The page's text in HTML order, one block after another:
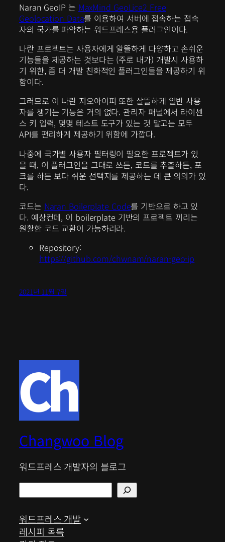
Naran GeoIP 는 MaxMind GeoLice2 Free
Geolocation Data를 이용하여 서버에 접속하는 접속
자의 국가를 파악하는 워드프레스용 플러그인이다.
나란 프로젝트는 사용자에게 알뜰하게 다양하고 손쉬운
기능들을 제공하는 것보다는 (주로 내가) 개발시 사용하
기 위한, 좀 더 개발 친화적인 플러그인들을 제공하기 위
함이다.
그러므로 이 나란 지오아이피 또한 살뜰하게 일반 사용
자를 챙기는 기능은 거의 없다. 관리자 패널에서 라이센
스 키 입력, 몇몇 테스트 도구가 있는 것 말고는 모두
API를 편리하게 제공하기 위함에 가깝다.
나중에 국가별 사용자 필터링이 필요한 프로젝트가 있
을 때, 이 플러그인을 그대로 쓰든, 코드를 추출하든, 포
크를 하든 보다 쉬운 선택지를 제공하는 데 큰 의의가 있
다.
코드는 Naran Boilerplate Code를 기반으로 하고 있
다. 예상컨데, 이 boilerplate 기반의 프로젝트 끼리는
원활한 코드 교환이 가능하리라.
Repository:
https://github.com/chwnam/naran-geo-ip
2021년 11월 7일
Changwoo Blog
워드프레스 개발자의 블로그
색
워드프레스 개발
레시피 목록